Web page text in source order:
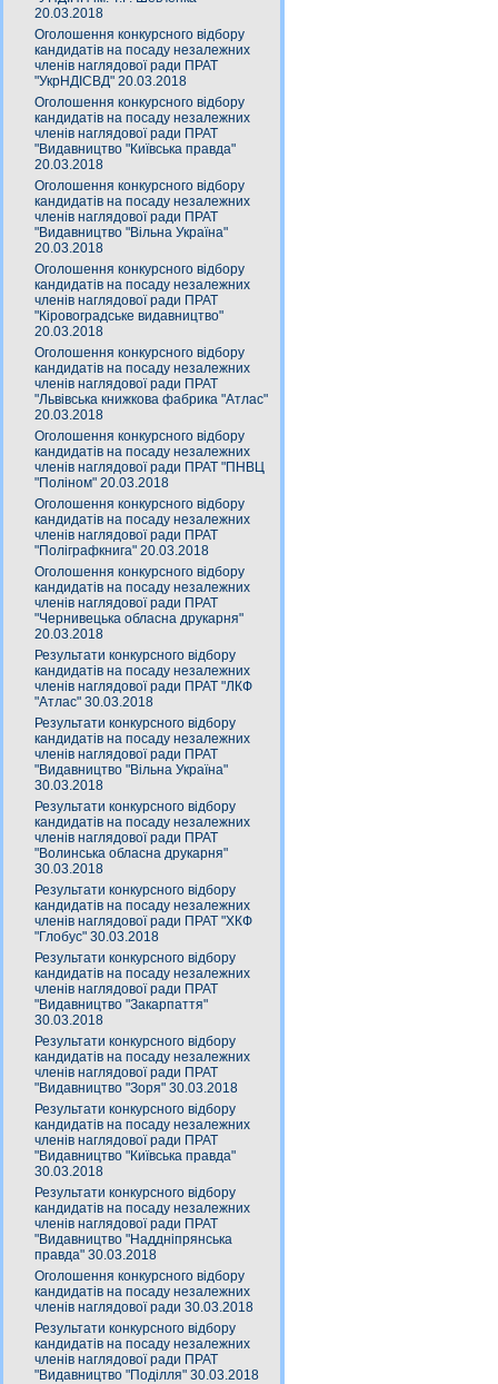
20.03.2018
Оголошення конкурсного відбору
кандидатів на посаду незалежних
членів наглядової ради ПРАТ
"УкрНДІСВД" 20.03.2018
Оголошення конкурсного відбору
кандидатів на посаду незалежних
членів наглядової ради ПРАТ
"Видавництво "Київська правда"
20.03.2018
Оголошення конкурсного відбору
кандидатів на посаду незалежних
членів наглядової ради ПРАТ
"Видавництво "Вільна Україна"
20.03.2018
Оголошення конкурсного відбору
кандидатів на посаду незалежних
членів наглядової ради ПРАТ
"Кіровоградське видавництво"
20.03.2018
Оголошення конкурсного відбору
кандидатів на посаду незалежних
членів наглядової ради ПРАТ
"Львівська книжкова фабрика "Атлас"
20.03.2018
Оголошення конкурсного відбору
кандидатів на посаду незалежних
членів наглядової ради ПРАТ "ПНВЦ
"Поліном" 20.03.2018
Оголошення конкурсного відбору
кандидатів на посаду незалежних
членів наглядової ради ПРАТ
"Поліграфкнига" 20.03.2018
Оголошення конкурсного відбору
кандидатів на посаду незалежних
членів наглядової ради ПРАТ
"Чернивецька обласна друкарня"
20.03.2018
Результати конкурсного відбору
кандидатів на посаду незалежних
членів наглядової ради ПРАТ "ЛКФ
"Атлас" 30.03.2018
Результати конкурсного відбору
кандидатів на посаду незалежних
членів наглядової ради ПРАТ
"Видавництво "Вільна Україна"
30.03.2018
Результати конкурсного відбору
кандидатів на посаду незалежних
членів наглядової ради ПРАТ
"Волинська обласна друкарня"
30.03.2018
Результати конкурсного відбору
кандидатів на посаду незалежних
членів наглядової ради ПРАТ "ХКФ
"Глобус" 30.03.2018
Результати конкурсного відбору
кандидатів на посаду незалежних
членів наглядової ради ПРАТ
"Видавництво "Закарпаття"
30.03.2018
Результати конкурсного відбору
кандидатів на посаду незалежних
членів наглядової ради ПРАТ
"Видавництво "Зоря" 30.03.2018
Результати конкурсного відбору
кандидатів на посаду незалежних
членів наглядової ради ПРАТ
"Видавництво "Київська правда"
30.03.2018
Результати конкурсного відбору
кандидатів на посаду незалежних
членів наглядової ради ПРАТ
"Видавництво "Наддніпрянська
правда" 30.03.2018
Оголошення конкурсного відбору
кандидатів на посаду незалежних
членів наглядової ради 30.03.2018
Результати конкурсного відбору
кандидатів на посаду незалежних
членів наглядової ради ПРАТ
"Видавництво "Поділля" 30.03.2018